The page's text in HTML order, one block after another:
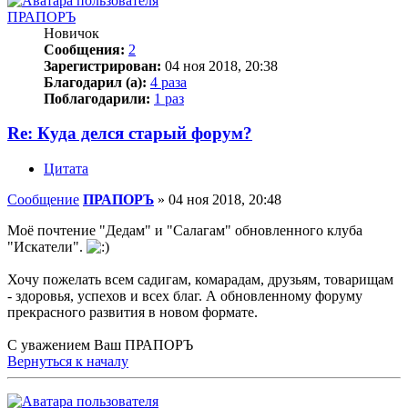
ПРАПОРЪ
Новичок
Сообщения: 2
Зарегистрирован: 04 ноя 2018, 20:38
Благодарил (а): 4 раза
Поблагодарили: 1 раз
Re: Куда делся старый форум?
Цитата
Сообщение ПРАПОРЪ » 04 ноя 2018, 20:48
Моё почтение "Дедам" и "Салагам" обновленного клуба
"Искатели".
Хочу пожелать всем садигам, комарадам, друзьям, товарищам
- здоровья, успехов и всех благ. А обновленному форуму
прекрасного развития в новом формате.
С уважением Ваш ПРАПОРЪ
Вернуться к началу